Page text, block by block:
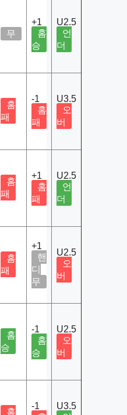
무
+1
홈
승
U2.5
언
더
홈
패
-1
홈
패
U3.5
오
버
홈
패
+1
홈
패
U2.5
언
더
홈
패
+1
핸
디
무
U2.5
오
버
홈
승
-1
홈
승
U2.5
오
버
홈
-1
U3.5